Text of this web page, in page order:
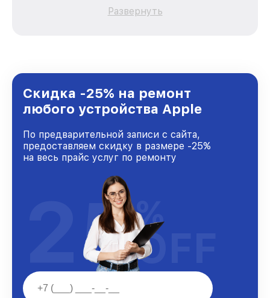
каждого пользователя продукции Apple, вне
зависимости от сложности поломки. Мы
и лояльности наших клиентов.
Развернуть
Скидка -25% на ремонт
любого устройства Apple
По предварительной записи с сайта,
предоставляем скидку в размере -25%
на весь прайс услуг по ремонту
25%
OFF